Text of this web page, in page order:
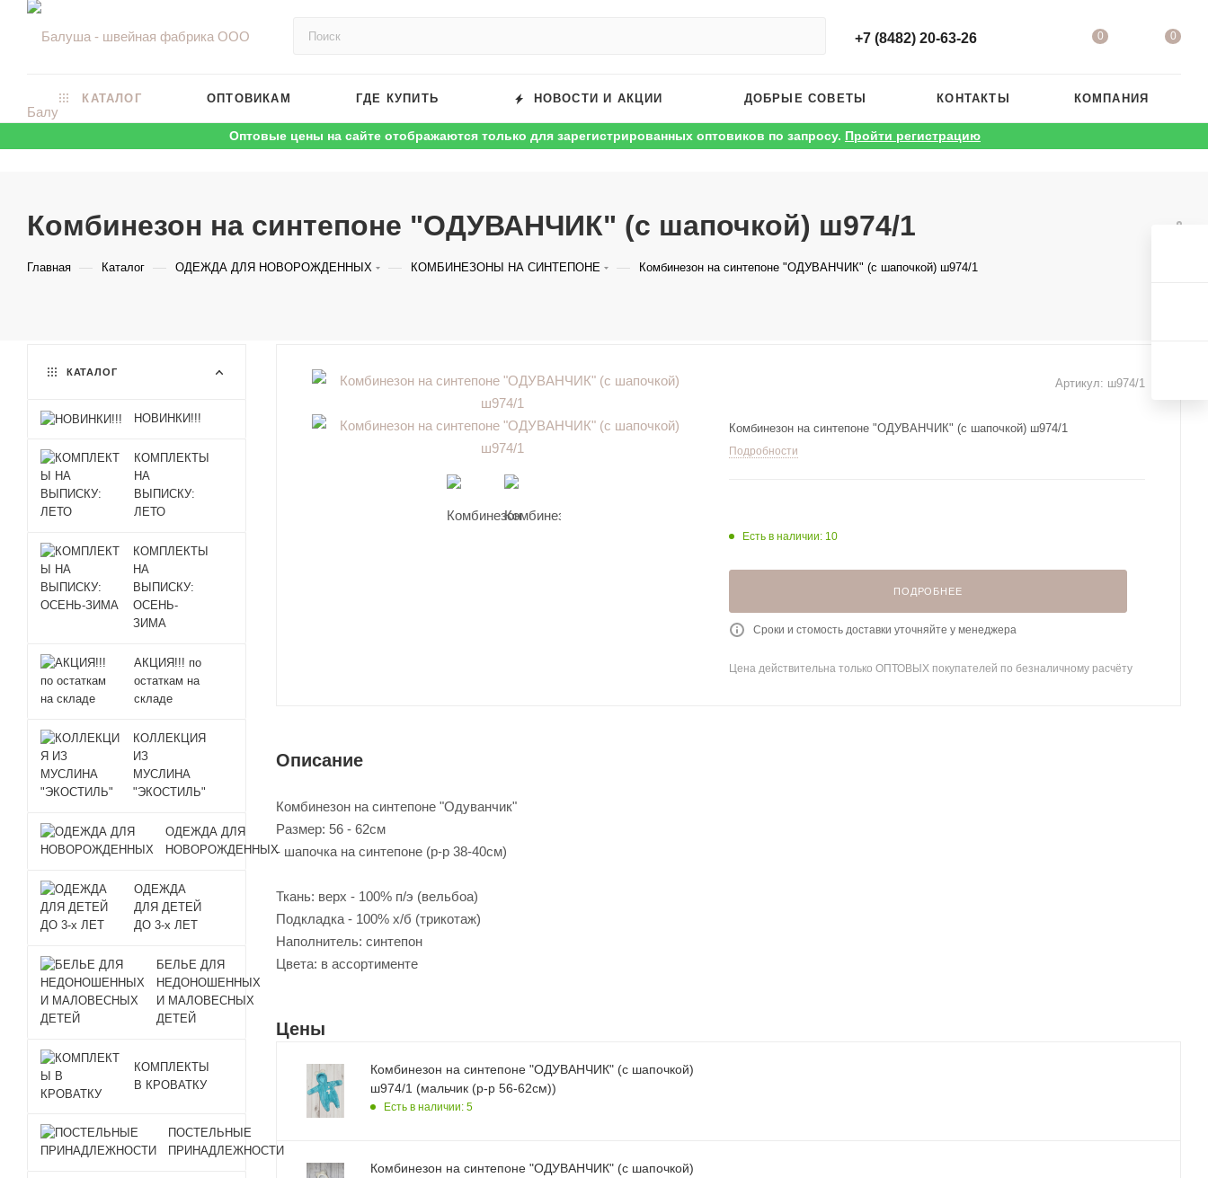
+7 (8482) 20-63-26 0 0
КАТАЛОГ ОПТОВИКАМ ГДЕ КУПИТЬ НОВОСТИ И АКЦИИ ДОБРЫЕ СОВЕТЫ КОНТАКТЫ КОМПАНИЯ
Оптовые цены на сайте отображаются только для зарегистрированных оптовиков по запросу. Пройти регистрацию
Комбинезон на синтепоне "ОДУВАНЧИК" (с шапочкой) ш974/1
Главная — Каталог — ОДЕЖДА ДЛЯ НОВОРОЖДЕННЫХ — КОМБИНЕЗОНЫ НА СИНТЕПОНЕ — Комбинезон на синтепоне "ОДУВАНЧИК" (с шапочкой) ш974/1
Артикул: ш974/1
Комбинезон на синтепоне "ОДУВАНЧИК" (с шапочкой) ш974/1
Подробности
Есть в наличии: 10
ПОДРОБНЕЕ
Сроки и стомость доставки уточняйте у менеджера
Цена действительна только ОПТОВЫХ покупателей по безналичному расчёту
Описание
Комбинезон на синтепоне "Одуванчик"
Размер: 56 - 62см
- шапочка на синтепоне (р-р 38-40см)
Ткань: верх - 100% п/э (вельбоа)
Подкладка - 100% х/б (трикотаж)
Наполнитель: синтепон
Цвета: в ассортименте
Цены
Комбинезон на синтепоне "ОДУВАНЧИК" (с шапочкой)
ш974/1 (мальчик (р-р 56-62см))
Есть в наличии: 5
Комбинезон на синтепоне "ОДУВАНЧИК" (с шапочкой)
КАТАЛОГ
НОВИНКИ!!!
КОМПЛЕКТЫ
НА
ВЫПИСКУ:
ЛЕТО
КОМПЛЕКТЫ
НА
ВЫПИСКУ:
ОСЕНЬ-
ЗИМА
АКЦИЯ!!! по
остаткам на
складе
КОЛЛЕКЦИЯ
ИЗ
МУСЛИНА
"ЭКОСТИЛЬ"
ОДЕЖДА ДЛЯ
НОВОРОЖДЕННЫХ
ОДЕЖДА
ДЛЯ ДЕТЕЙ
ДО 3-х ЛЕТ
БЕЛЬЕ ДЛЯ
НЕДОНОШЕННЫХ
И МАЛОВЕСНЫХ
ДЕТЕЙ
КОМПЛЕКТЫ
В КРОВАТКУ
ПОСТЕЛЬНЫЕ
ПРИНАДЛЕЖНОСТИ